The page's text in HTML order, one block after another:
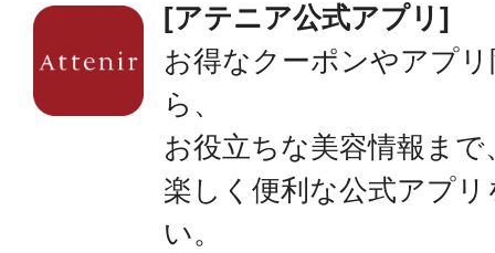
[アテニア公式アプリ]
お得なクーポンやアプ
ら、
お役立ちな美容情報まで
楽しく便利な公式アプ
い。